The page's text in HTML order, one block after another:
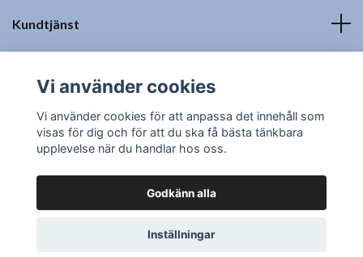
Kundtjänst
Sociala medier
© 2026 Saker&Smått- Återförsäljare
Vi använder cookies
Vi använder cookies för att anpassa det innehåll som
visas för dig och för att du ska få bästa tänkbara
upplevelse när du handlar hos oss.
Godkänn alla
Inställningar